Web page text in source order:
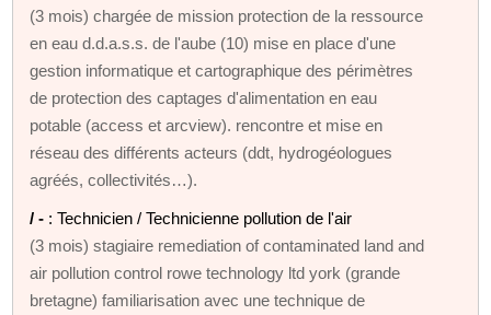
(3 mois) chargée de mission protection de la ressource
en eau d.d.a.s.s. de l'aube (10) mise en place d'une
gestion informatique et cartographique des périmètres
de protection des captages d'alimentation en eau
potable (access et arcview). rencontre et mise en
réseau des différents acteurs (ddt, hydrogéologues
agréés, collectivités…).
/ - : Technicien / Technicienne pollution de l'air
(3 mois) stagiaire remediation of contaminated land and
air pollution control rowe technology ltd york (grande
bretagne) familiarisation avec une technique de